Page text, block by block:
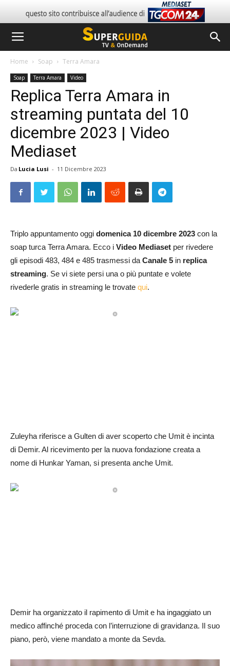
Home Soap Terra Amara
Soap Terra Amara Video
Replica Terra Amara in
streaming puntata del 10
dicembre 2023 | Video
Mediaset
Da Lucia Lusi - 11 Dicembre 2023
Triplo appuntamento oggi domenica 10 dicembre 2023 con la
soap turca Terra Amara. Ecco i Video Mediaset per rivedere
gli episodi 483, 484 e 485 trasmessi da Canale 5 in replica
streaming. Se vi siete persi una o più puntate e volete
rivederle gratis in streaming le trovate qui.
Zuleyha riferisce a Gulten di aver scoperto che Umit è incinta
di Demir. Al ricevimento per la nuova fondazione creata a
nome di Hunkar Yaman, si presenta anche Umit.
Demir ha organizzato il rapimento di Umit e ha ingaggiato un
medico affinché proceda con l’interruzione di gravidanza. Il suo
piano, però, viene mandato a monte da Sevda.